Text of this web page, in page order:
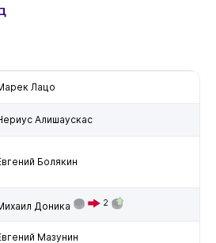
Лацо
Алишаускас
Болякин
Доника 2
Мазунин